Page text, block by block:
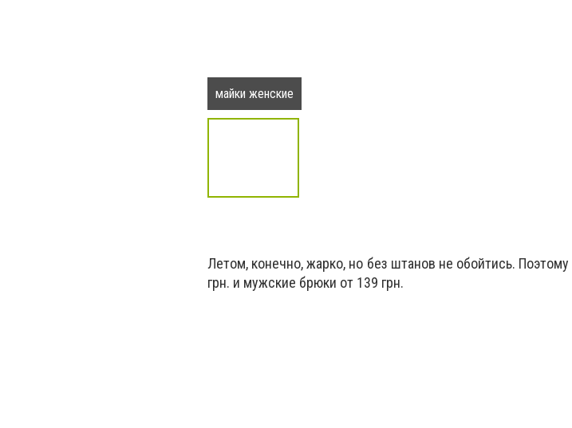
майки женские
Летом, конечно, жарко, но без штанов не обойтись.
грн. и мужские брюки от 139 грн.